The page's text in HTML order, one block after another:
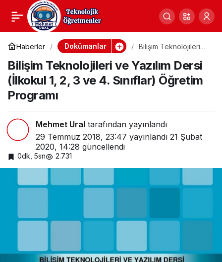
Haberler Dokümanlar
Bilişim Teknolojileri
(İlkokul 1, 2, 3 ve 4.
Sınıflar) Öğretim
Programı
Bilişim Teknolojileri ve Yazılım Dersi
(İlkokul 1, 2, 3 ve 4. Sınıflar) Öğretim
Programı
Mehmet Ural tarafından yayınlandı
29 Temmuz 2018, 23:47 yayınlandı 21 Şubat
2020, 14:28 güncellendi
0dk, 5sn 2.731
Bilişim Teknolojileri ve
Yazılım Dersi (İlkokul 1,
2, 3 ve 4. Sınıflar)
Öğretim Programı
0 Paylaş